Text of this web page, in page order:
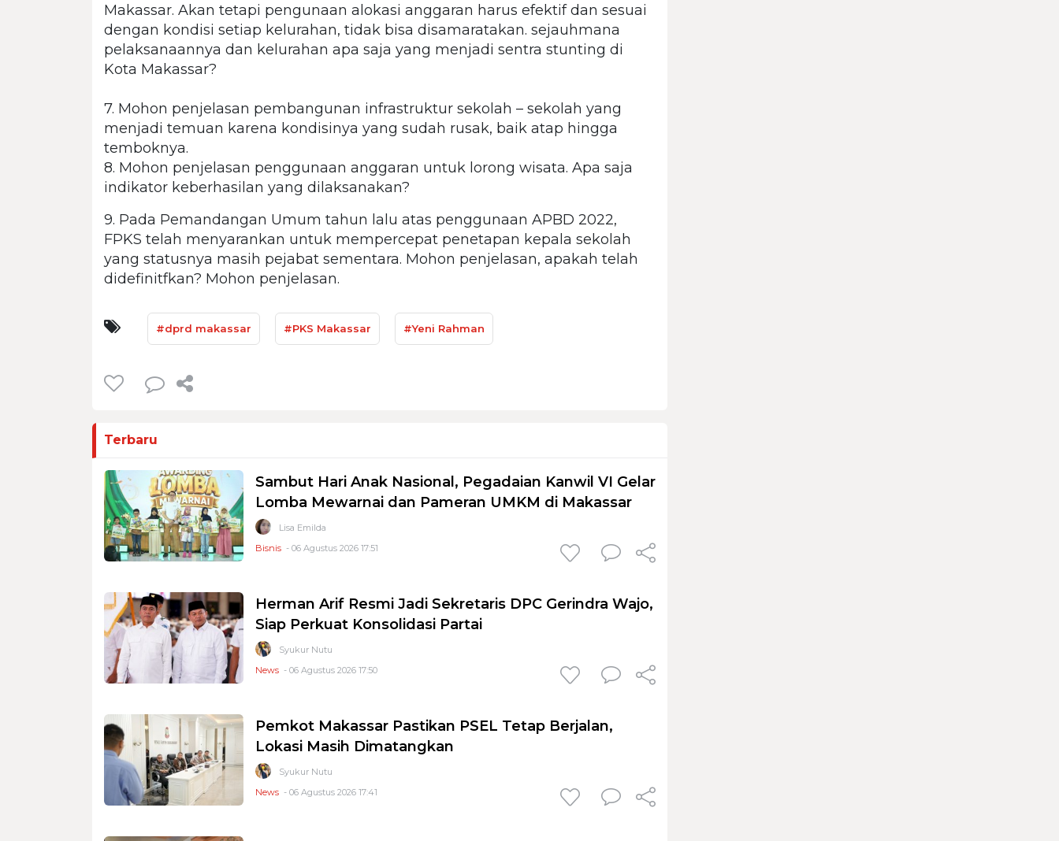
Makassar. Akan tetapi pengunaan alokasi anggaran harus efektif dan sesuai
dengan kondisi setiap kelurahan, tidak bisa disamaratakan. sejauhmana
pelaksanaannya dan kelurahan apa saja yang menjadi sentra stunting di
Kota Makassar?
7. Mohon penjelasan pembangunan infrastruktur sekolah – sekolah yang
menjadi temuan karena kondisinya yang sudah rusak, baik atap hingga
temboknya.
8. Mohon penjelasan penggunaan anggaran untuk lorong wisata. Apa saja
indikator keberhasilan yang dilaksanakan?
9. Pada Pemandangan Umum tahun lalu atas penggunaan APBD 2022,
FPKS telah menyarankan untuk mempercepat penetapan kepala sekolah
yang statusnya masih pejabat sementara. Mohon penjelasan, apakah telah
didefinitfkan? Mohon penjelasan.
#dprd makassar #PKS Makassar #Yeni Rahman
Terbaru
Sambut Hari Anak Nasional, Pegadaian Kanwil VI Gelar
Lomba Mewarnai dan Pameran UMKM di Makassar
Lisa Emilda
Bisnis - 06 Agustus 2026 17:51
Herman Arif Resmi Jadi Sekretaris DPC Gerindra Wajo,
Siap Perkuat Konsolidasi Partai
Syukur Nutu
News - 06 Agustus 2026 17:50
Pemkot Makassar Pastikan PSEL Tetap Berjalan,
Lokasi Masih Dimatangkan
Syukur Nutu
News - 06 Agustus 2026 17:41